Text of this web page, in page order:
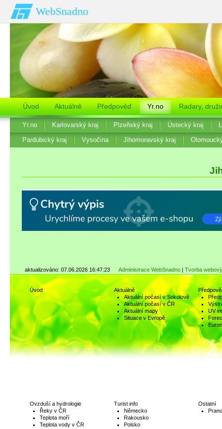
WebSnadno
Úvod Aktuálně Předpověď Yr.no Radary‚
Yr.no Karlovarský kraj Plzeňský kraj Ústecký kraj
Pardubický kraj
Vysočina Jihomoravský kraj
Administrace WebSnadno| Tvorba
aktualizováno: 07.06.2026 16:47:23
Úvod
Aktuálně
Aktuální počasí v Sokolově
Aktuální počasí v ČR
Aktuální mapy
Situace v Evropě
UV
Ovzduší a hydrologie
Řeky v ČR
Teplota moří
Teplota vody v ČR
Turist info
Německo
Rakousko
Polsko
Ostatní